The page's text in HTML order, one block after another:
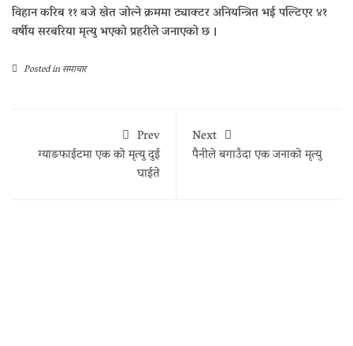
विहान करिब ११ बजे खेत जोत्ने क्रममा ट्याक्टर अनियन्त्रित भई पल्टिएर ४१
वर्षीय सरबरिया मृत्यु भएको प्रहरीले जनाएको छ ।
Posted inसमाचार
Prev
ग्याङफाईटमा एक को मृत्यु दुई
घाईते
Next
पैनीले बगाउँदा एक जनाको मृत्यु